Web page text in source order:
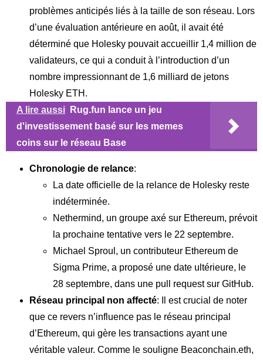
problèmes anticipés liés à la taille de son réseau. Lors
d’une évaluation antérieure en août, il avait été
déterminé que Holesky pouvait accueillir 1,4 million de
validateurs, ce qui a conduit à l’introduction d’un
nombre impressionnant de 1,6 milliard de jetons
Holesky ETH.
A lire aussi
Rug.fun lance un jeu
d'investissement basé sur les memes
coins sur le réseau Base
Chronologie de relance:
La date officielle de la relance de Holesky reste
indéterminée.
Nethermind, un groupe axé sur Ethereum, prévoit
la prochaine tentative vers le 22 septembre.
Michael Sproul, un contributeur Ethereum de
Sigma Prime, a proposé une date ultérieure, le
28 septembre, dans une pull request sur GitHub.
Réseau principal non affecté: Il est crucial de noter
que ce revers n’influence pas le réseau principal
d’Ethereum, qui gère les transactions ayant une
véritable valeur. Comme le souligne Beaconchain.eth,